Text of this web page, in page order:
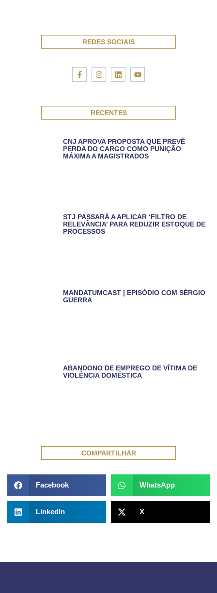
REDES SOCIAIS
RECENTES
CNJ APROVA PROPOSTA QUE PREVÊ
PERDA DO CARGO COMO PUNIÇÃO
MÁXIMA A MAGISTRADOS
STJ PASSARÁ A APLICAR ‘FILTRO DE
RELEVÂNCIA’ PARA REDUZIR ESTOQUE DE
PROCESSOS
MANDATUMCAST | EPISÓDIO COM SÉRGIO
GUERRA
ABANDONO DE EMPREGO DE VÍTIMA DE
VIOLÊNCIA DOMÉSTICA
COMPARTILHAR
Facebook WhatsApp
LinkedIn X